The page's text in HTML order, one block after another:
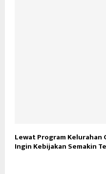
Lewat Program
Ingin Kebijakan Semakin